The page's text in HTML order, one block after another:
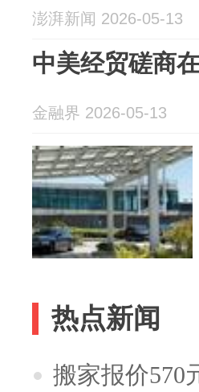
澎湃新闻 2026-05-13
中美经贸磋商
金融界 2026-05-13
热点新闻
搬家报价570